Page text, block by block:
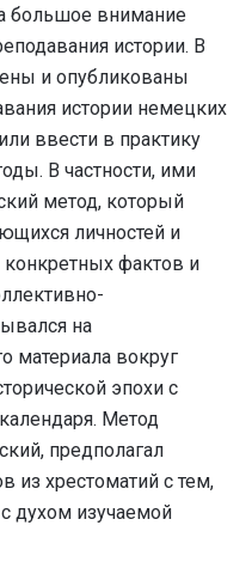
большое внимание
истории. В
и опубликованы
истории немецких
ввести в практику
В частности, ими
метод, который
личностей и
конкретных фактов и
на
материала вокруг
эпохи с
Метод
предполагал
из хрестоматий с тем,
духом изучаемой